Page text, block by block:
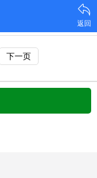
返回
下一页